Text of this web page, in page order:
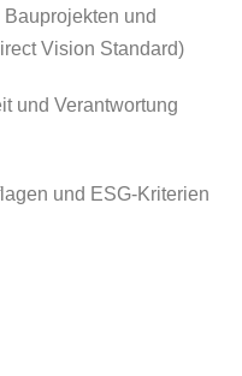
und
Vision Standard)
und Verantwortung
und ESG-Kriterien